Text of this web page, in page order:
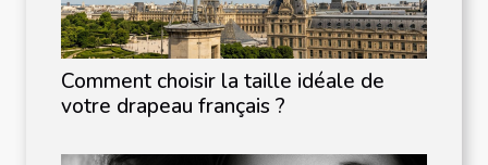
Comment choisir la taille idéale de
votre drapeau français ?